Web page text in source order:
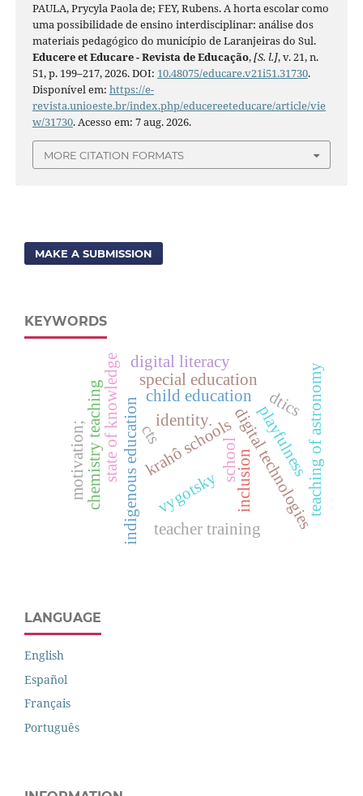
PAULA, Prycyla Paola de; FEY, Rubens. A horta escolar como
uma possibilidade de ensino interdisciplinar: análise dos
materiais pedagógico do município de Laranjeiras do Sul.
Educere et Educare - Revista de Educação,[S. l.], v. 21, n.
51, p. 199–217, 2026. DOI: 10.48075/educare.v21i51.31730.
Disponível em: https://e-
revista.unioeste.br/index.php/educereeteducare/article/vie
w/31730. Acesso em: 7 aug. 2026.
MORE CITATION FORMATS
MAKE A SUBMISSION
KEYWORDS
indigenous educationkrahô schools
identity.
state of knowledge schooldigital technologies
child education
chemistry teaching vygotsky
cts
inclusion
playfulness
special education teaching of astronomy
digital literacy
teacher training
dtics
motivation;
LANGUAGE
English
Español
Français
Português